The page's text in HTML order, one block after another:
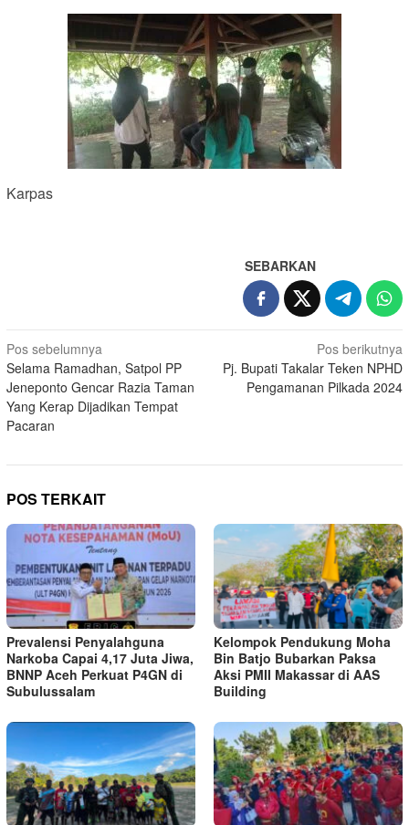
Karpas
SEBARKAN
Navigasi
pos
Pos sebelumnya
Selama Ramadhan, Satpol PP
Jeneponto Gencar Razia Taman
Yang Kerap Dijadikan Tempat
Pacaran
Pos berikutnya
Pj. Bupati Takalar Teken NPHD
Pengamanan Pilkada 2024
POS TERKAIT
Prevalensi Penyalahguna
Narkoba Capai 4,17 Juta Jiwa,
BNNP Aceh Perkuat P4GN di
Subulussalam
Kelompok Pendukung Moha
Bin Batjo Bubarkan Paksa
Aksi PMII Makassar di AAS
Building